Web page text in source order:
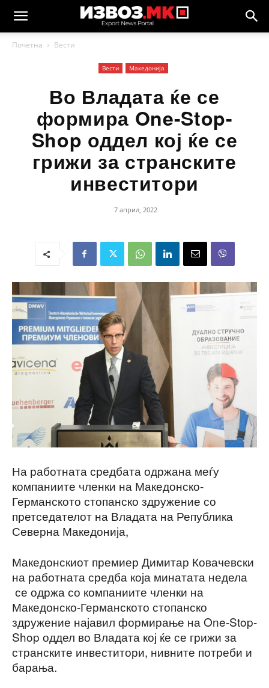
Почетна Вести
Вести Македонија
Во Владата ќе се
формира One-Stop-
Shop оддел кој ќе се
грижи за странските
инвеститори
7 април, 2022
На работната средбата одржана меѓу
компаниите членки на Македонско-
Германското стопанско здружение со
претседателот на Владата на Република
Северна Македонија,
Македонскиот премиер Димитар Ковачевски
на работната средба која минатата недела
се одржа со компаниите членки на
Македонско-Германското стопанско
здружение најавил формирање на One-Stop-
Shop оддел во Владата кој ќе се грижи за
странските инвеститори, нивните потреби и
барања.